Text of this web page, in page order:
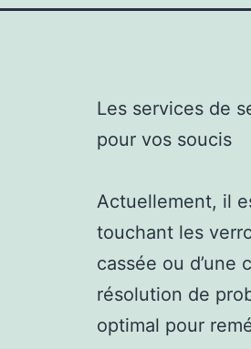
Les services de
pour vos soucis
Actuellement, il
touchant les
cassée ou
résolution de
optimal pour